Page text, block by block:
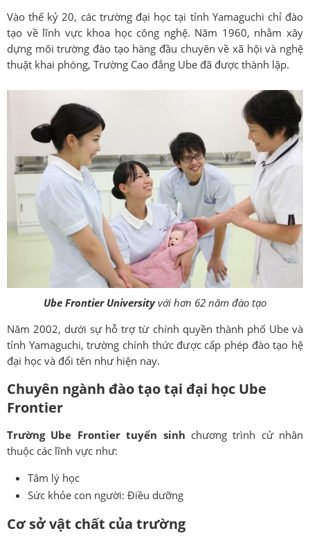
Vào thế kỷ 20, các trường đại học tại tỉnh Yamaguchi chỉ đào
tạo về lĩnh vực khoa học công nghệ. Năm 1960, nhằm xây
dựng môi trường đào tạo hàng đầu chuyên về xã hội và nghệ
thuật khai phóng, Trường Cao đẳng Ube đã được thành lập.
Ube Frontier Universityvới hơn 62 năm đào tạo
Năm 2002, dưới sự hỗ trợ từ chính quyền thành phố Ube và
tỉnh Yamaguchi, trường chính thức được cấp phép đào tạo hệ
đại học và đổi tên như hiện nay.
Chuyên ngành đào tạo tại đại học Ube
Frontier
Trường Ube Frontier tuyển sinh chương trình cử nhân
thuộc các lĩnh vực như:
Tâm lý học
Sức khỏe con người: Điều dưỡng
Cơ sở vật chất của trường